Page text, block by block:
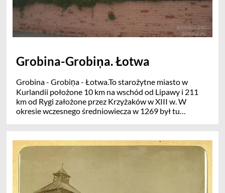
Grobina-Grobiņa. Łotwa
Grobina - Grobiņa - Łotwa.To starożytne miasto w
Kurlandii położone 10 km na wschód od Lipawy i 211
km od Rygi założone przez Krzyżaków w XIII w. W
okresie wczesnego średniowiecza w 1269 był tu
przez Szwedów. Miejscowość spalona. W 1710 roku
szalała tu epidemia dżumy. Grobiņa (lub Grobin ) była
ongiś najważniejszym ośrodkiem politycznym na
terytorium Łotwy z powodu usytuowania (port i kolei
( lit. Gruobinia, niem. Grobin, ros. Гробиня)